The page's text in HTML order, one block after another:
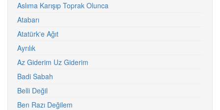
Aslıma Karışıp Toprak Olunca
Atabarı
Atatürk'e Ağıt
Ayrılık
Az Giderim Uz Giderim
Badi Sabah
Belli Değil
Ben Razı Değilem